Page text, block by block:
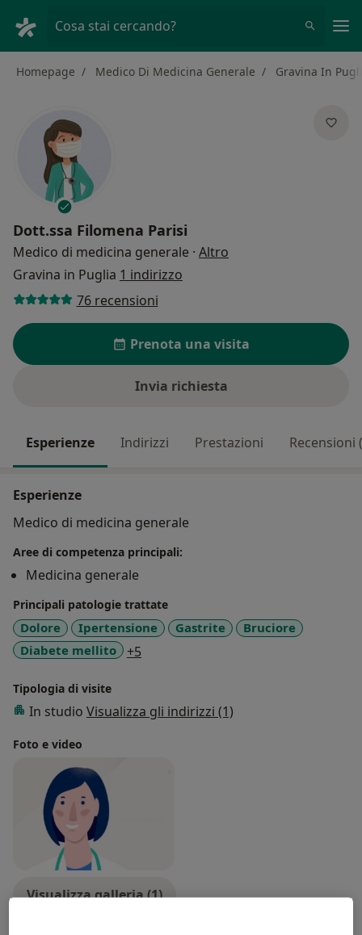
Cosa stai cercando?
Homepage Medico Di Medicina Generale Gravina In
Dott.ssa Filomena Parisi
Medico di medicina generale · Altro
Gravina in Puglia 1 indirizzo
76 recensioni
Prenota una visita
Invia richiesta
Esperienze Indirizzi Prestazioni Recensioni
Esperienze
Medico di medicina generale
Aree di competenza principali:
Medicina generale
Principali patologie trattate
Dolore Ipertensione Gastrite
Bruciore
Diabete mellito
+5
Tipologia di visite
In studio Visualizza gli indirizzi (1)
Foto e video
Visualizza galleria (1)